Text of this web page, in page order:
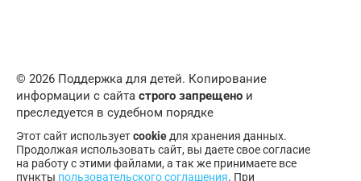
© 2026 Поддержка для детей. Копирование
информации с сайта строго запрещено и
преследуется в судебном порядке
Этот сайт используетcookieдля хранения данных.
Продолжая использовать сайт, вы даете свое согласие
на работу с этими файлами, а так же принимаете все
пункты пользовательского соглашения. При